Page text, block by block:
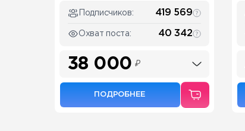
Подписчиков: 419 569
Охват поста: 40 342
38 000 ₽
ПОДРОБНЕЕ